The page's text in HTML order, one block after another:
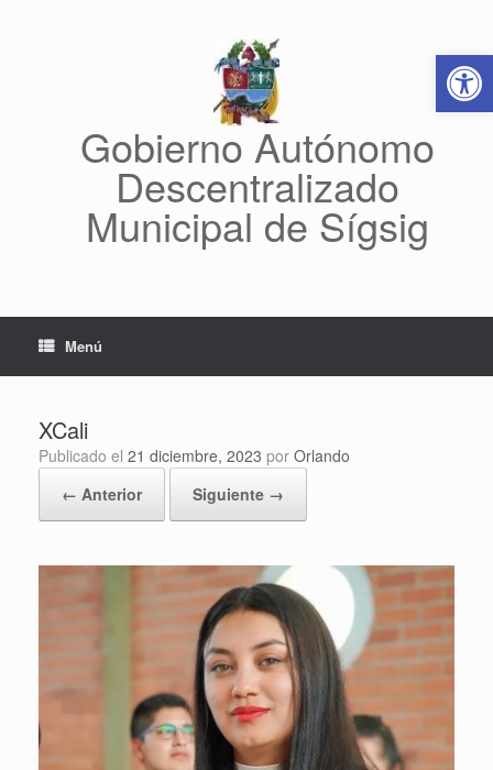
Abrir
Gobierno Autónomo
Descentralizado
Municipal de Sígsig
Menú
XCali
Publicado el 21 diciembre, 2023 por Orlando
← Anterior
Siguiente →